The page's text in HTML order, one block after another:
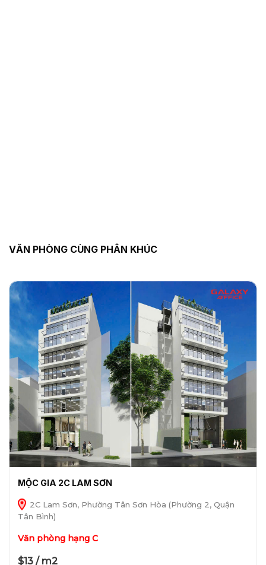
VĂN PHÒNG CÙNG PHÂN KHÚC
MỘC GIA 2C LAM SƠN
2C Lam Sơn, Phường Tân Sơn Hòa (Phường 2, Quận
Tân Bình)
Văn phòng hạng C
$13 / m2